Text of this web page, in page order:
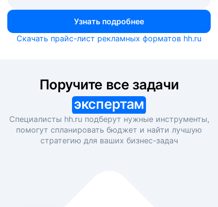
Узнать подробнее
Скачать прайс-лист рекламных форматов hh.ru
экспертам
Специалисты hh.ru подберут нужные инструменты,
помогут спланировать бюджет и найти лучшую
стратегию для ваших бизнес-задач